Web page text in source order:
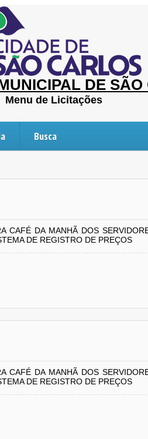
DE
Menu de Licitações
Busca
CAFÉ DA MANHÃ DOS
DE REGISTRO DE PREÇOS
CAFÉ DA MANHÃ DOS
DE REGISTRO DE PREÇOS